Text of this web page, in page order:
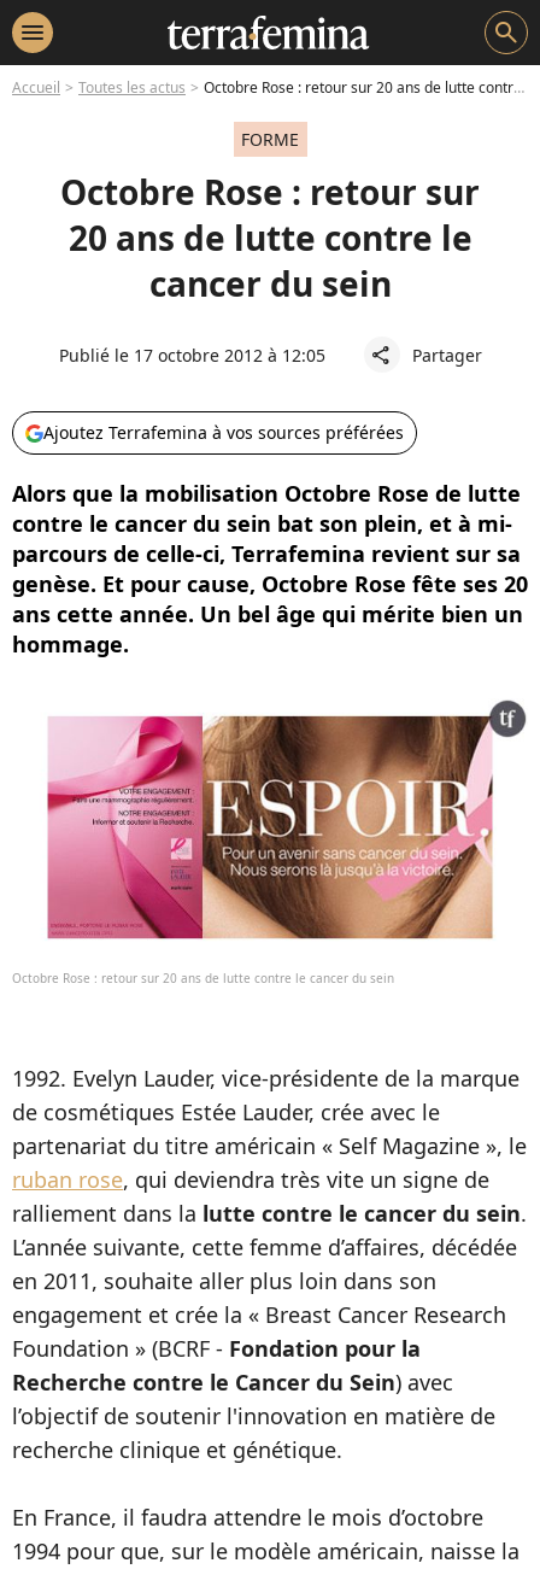
menu search
Accueil Toutes les actus Octobre Rose : retour sur 20 ans de lutte contre le cancer du sein
FORME
Octobre Rose : retour sur
20 ans de lutte contre le
cancer du sein
Publié le 17 octobre 2012 à 12:05 share Partager
Ajoutez Terrafemina à vos sources préférées
Alors que la mobilisation Octobre Rose de lutte
contre le cancer du sein bat son plein, et à mi-
parcours de celle-ci, Terrafemina revient sur sa
genèse. Et pour cause, Octobre Rose fête ses 20
ans cette année. Un bel âge qui mérite bien un
hommage.
Octobre Rose : retour sur 20 ans de lutte contre le cancer du sein
1992. Evelyn Lauder, vice-présidente de la marque
de cosmétiques Estée Lauder, crée avec le
partenariat du titre américain « Self Magazine », le
ruban rose, qui deviendra très vite un signe de
ralliement dans la lutte contre le cancer du sein.
L’année suivante, cette femme d’affaires, décédée
en 2011, souhaite aller plus loin dans son
engagement et crée la « Breast Cancer Research
Foundation » (BCRF - Fondation pour la
Recherche contre le Cancer du Sein) avec
l’objectif de soutenir l'innovation en matière de
recherche clinique et génétique.
En France, il faudra attendre le mois d’octobre
1994 pour que, sur le modèle américain, naisse la